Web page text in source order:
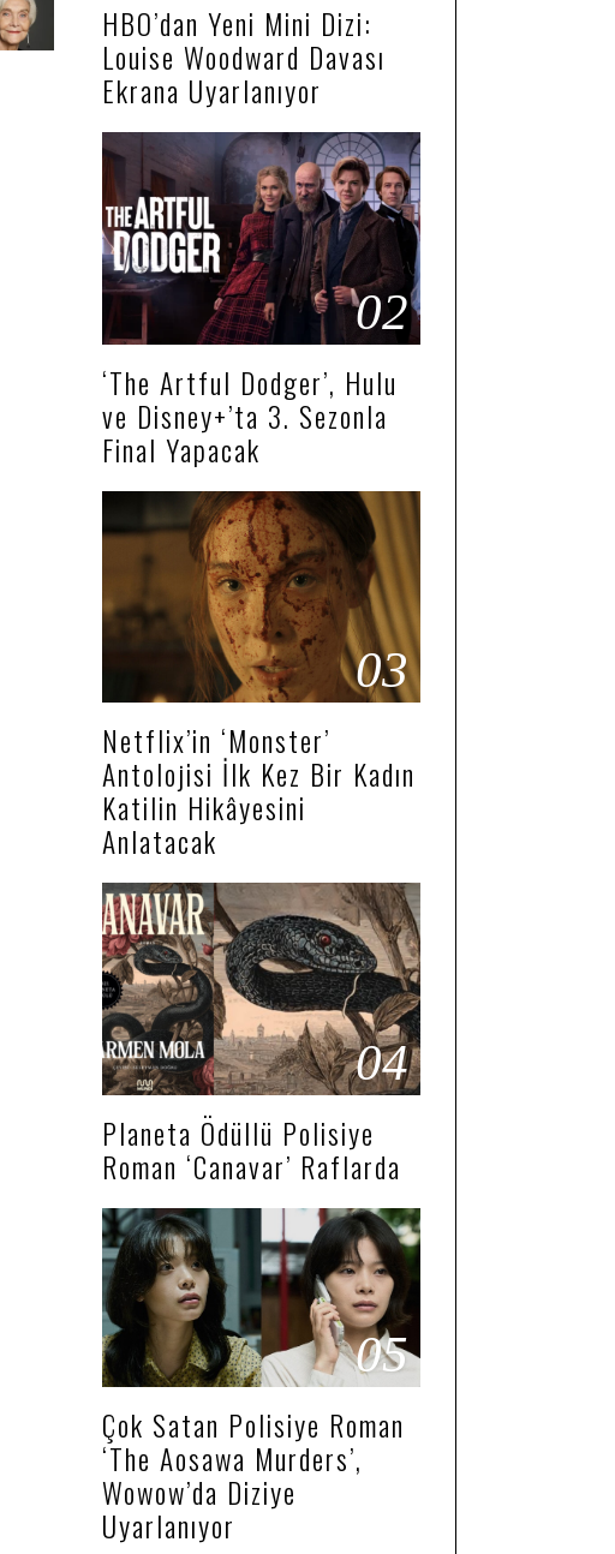
HBO’dan Yeni Mini Dizi:
Louise Woodward Davası
Ekrana Uyarlanıyor
02
‘The Artful Dodger’, Hulu
ve Disney+’ta 3. Sezonla
Final Yapacak
03
Netflix’in ‘Monster’
Antolojisi İlk Kez Bir Kadın
Katilin Hikâyesini
Anlatacak
04
Planeta Ödüllü Polisiye
Roman ‘Canavar’ Raflarda
05
Çok Satan Polisiye Roman
‘The Aosawa Murders’,
Wowow’da Diziye
Uyarlanıyor